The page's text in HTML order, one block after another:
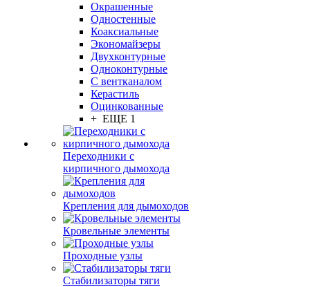
Окрашенные
Одностенные
Коаксиальные
Экономайзеры
Двухконтурные
Одноконтурные
С вентканалом
Керастиль
Оцинкованные
+ ЕЩЕ 1
Переходники с
кирпичного дымохода
Крепления для дымоходов
Кровельные элементы
Проходные узлы
Стабилизаторы тяги